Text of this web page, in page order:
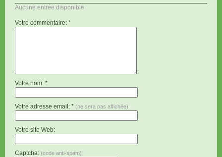
Aucune entrée disponible
Votre commentaire: *
Votre nom: *
Votre adresse email: * (ne sera pas affichée)
Votre site Web:
Captcha: (code anti-spam)